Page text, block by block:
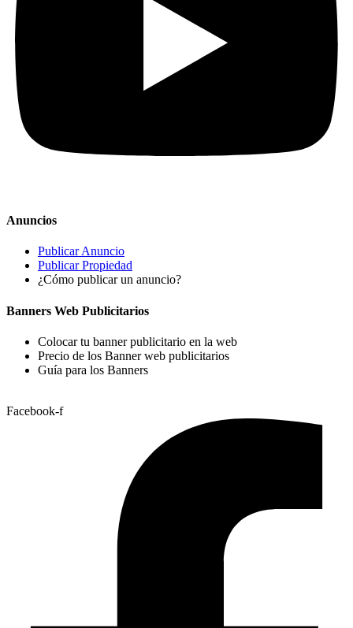
Anuncios
Publicar Anuncio
Publicar Propiedad
¿Cómo publicar un anuncio?
Banners Web Publicitarios
Colocar tu banner publicitario en la web
Precio de los Banner web publicitarios
Guía para los Banners
Facebook-f